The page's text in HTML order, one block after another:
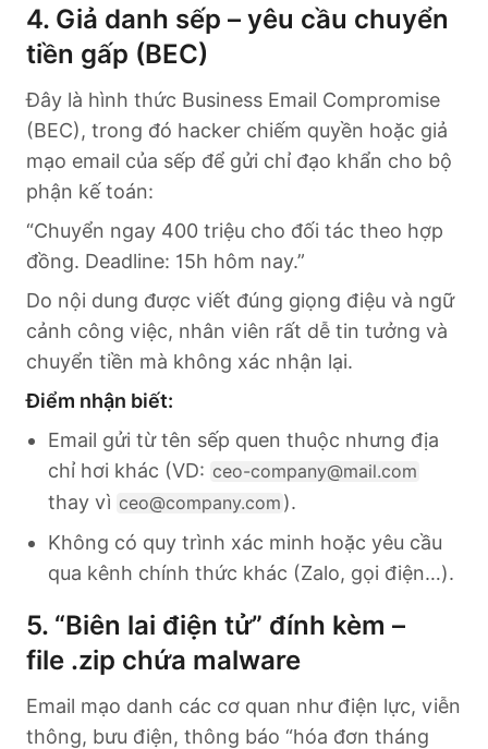
4. Giả danh sếp – yêu cầu chuyển
tiền gấp (BEC)
Đây là hình thức Business Email Compromise
(BEC), trong đó hacker chiếm quyền hoặc giả
mạo email của sếp để gửi chỉ đạo khẩn cho bộ
phận kế toán:
“Chuyển ngay 400 triệu cho đối tác theo hợp
đồng. Deadline: 15h hôm nay.”
Do nội dung được viết đúng giọng điệu và ngữ
cảnh công việc, nhân viên rất dễ tin tưởng và
chuyển tiền mà không xác nhận lại.
Điểm nhận biết:
Email gửi từ tên sếp quen thuộc nhưng địa
chỉ hơi khác (VD: ceo-company@mail.com
thay vì ceo@company.com ).
Không có quy trình xác minh hoặc yêu cầu
qua kênh chính thức khác (Zalo, gọi điện…).
5. “Biên lai điện tử” đính kèm –
file .zip chứa malware
Email mạo danh các cơ quan như điện lực, viễn
thông, bưu điện, thông báo “hóa đơn tháng